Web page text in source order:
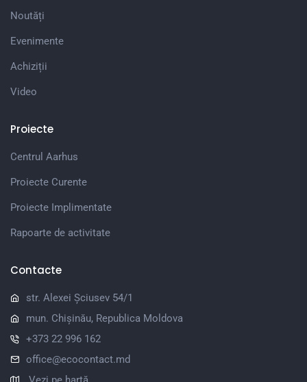
Noutăți
Evenimente
Achiziții
Video
Proiecte
Centrul Aarhus
Proiecte Curente
Proiecte Implimentate
Rapoarte de activitate
Contacte
str. Alexei Șciusev 54/1
mun. Chișinău, Republica Moldova
+373 22 996 162
office@ecocontact.md